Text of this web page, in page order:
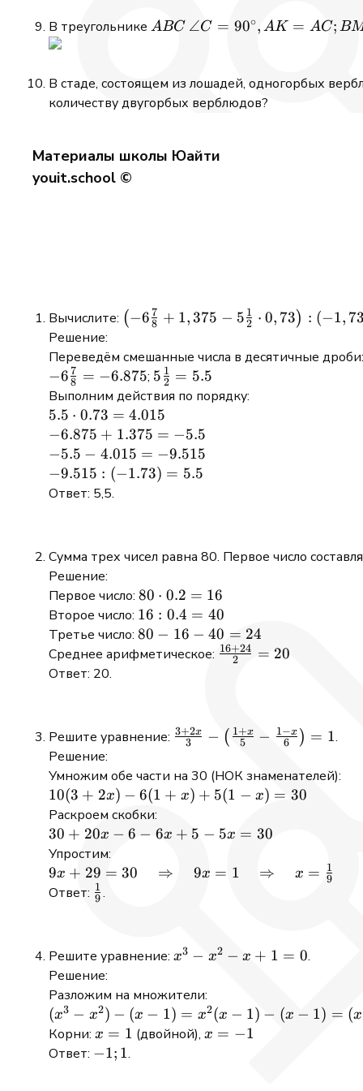
В треугольнике A
ABC \angle
M
∠C = 90∘, AK = AC;
В стаде, состоящем из лошадей, одногорбых
количеству двугорбых верблюдов?
Материалы школы Юайти
youit.school ©
Вычислите: \left(-6
{8}+1,375-
5 \frac{1}
{2} \cdot
0,73\right):
(-1,73)
(−6 8
7 + 1, 375 − 5 2
1 ⋅ 0, 73) : (−1,
Решение:
Переведём смешанные числа в десятичные дроби:
-6\frac{7}
{8} =
-6.875
−6 8
7 = −6.875; 5\frac{1}
{2} = 5.5
5 2
1 = 5.5
Выполним действия по порядку:
5.5
\cdot
0.73
=
4.015
5.5 ⋅ 0.73 = 4.015
-6.875
+
1.375
= -5.5
−6.875 + 1.375 = −5.5
-5.5 -
4.015
=
−5.5 − 4.015 = −9.515
-9.515
:
−9.515 : (−1.73) = 5.5
Ответ: 5,5.
Сумма трех чисел равна 80. Первое число
Решение:
Первое число: 80
\cdot
0.2 =
16
80 ⋅ 0.2 = 16
Второе число: 16
:
0.4
16 : 0.4 = 40
Третье число: 80
-
24
80 − 16 − 40 = 24
Среднее арифметическое: \frac{16
2
16+24 = 20
Ответ: 20.
Решите уравнение: \frac{3 + 2x}
\left(\frac{1+x}
{5} - \frac{1-x}
3
3+2x − ( 5
1+x − 6
1−x ) = 1.
Решение:
Умножим обе части на 30 (НОК знаменателей):
10(3
+
2x)
-
6(1
+ x)
=
30
10(3 + 2x) − 6(1 + x) + 5(1 − x) = 30
Раскроем скобки:
30
+
20x
- 6
-
5x
=
30
30 + 20x − 6 − 6x + 5 − 5x = 30
Упростим:
9x + 29 =
30 \quad
1 \quad
\Rightarrow
\quad x =
\frac{1}{9}
9x + 29 = 30 ⇒ 9x = 1 ⇒ x = 9
1
Ответ: \frac{1}
9
1 .
Решите уравнение: x^{3}
x^{2}
- x +
1 = 0
x3 − x2 − x + 1 = 0.
Решение:
Разложим на множители:
(x^3 -
x^2) -
(x - 1)
(x3 − x2) − (x − 1) = x2(x − 1) − (x − 1) = (x
Корни: x
=
x = 1 (двойной), x
x = −1
Ответ: -1;
−1; 1.